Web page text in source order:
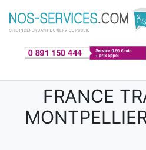
Aller au contenu principal
FRANCE